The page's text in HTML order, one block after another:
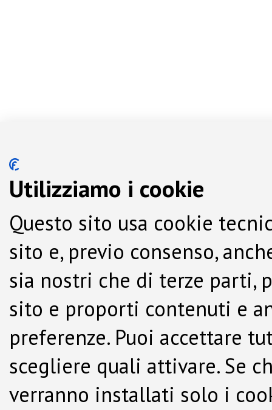
Utilizziamo i cookie
Questo sito usa cookie
sito e, previo consenso,
sia nostri che di terze parti,
sito e proporti contenuti e
preferenze. Puoi accettare
scegliere quali attivare. Se
verranno installati solo i